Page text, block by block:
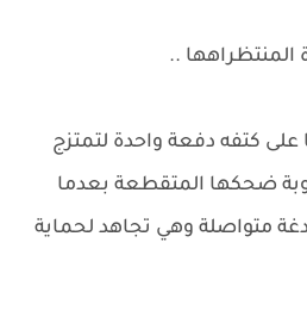
المنتظراهها ..
كتفه دفعة واحدة لتمتزج
ضحكها المتقطعة بعدما
متواصلة وهي تجاهد لحماية